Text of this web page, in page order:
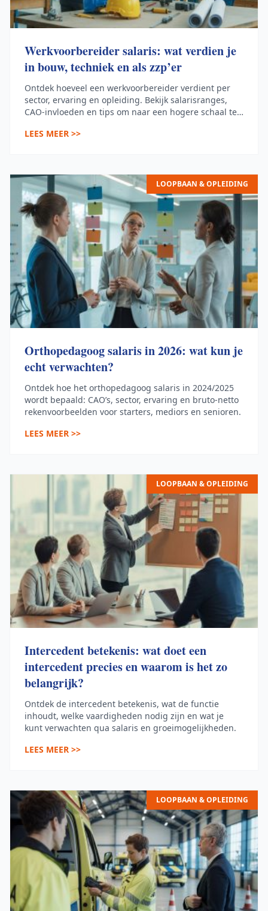
Werkvoorbereider salaris: wat verdien je
in bouw, techniek en als zzp’er
Ontdek hoeveel een werkvoorbereider verdient per
sector, ervaring en opleiding. Bekijk salarisranges,
CAO-invloeden en tips om naar een hogere schaal te
LEES MEER >>
LOOPBAAN & OPLEIDING
Orthopedagoog salaris in 2026: wat kun je
echt verwachten?
Ontdek hoe het orthopedagoog salaris in 2024/2025
wordt bepaald: CAO’s, sector, ervaring en bruto-netto
rekenvoorbeelden voor starters, mediors en senioren.
LEES MEER >>
LOOPBAAN & OPLEIDING
Intercedent betekenis: wat doet een
intercedent precies en waarom is het zo
belangrijk?
Ontdek de intercedent betekenis, wat de functie
inhoudt, welke vaardigheden nodig zijn en wat je
kunt verwachten qua salaris en groeimogelijkheden.
LEES MEER >>
LOOPBAAN & OPLEIDING